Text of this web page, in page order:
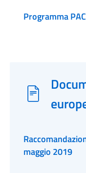
Programma PAC
maggio 2019